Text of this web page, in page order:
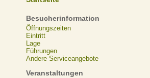
Besucherinformation
Öffnungszeiten
Eintritt
Lage
Führungen
Andere Serviceangebote
Veranstaltungen